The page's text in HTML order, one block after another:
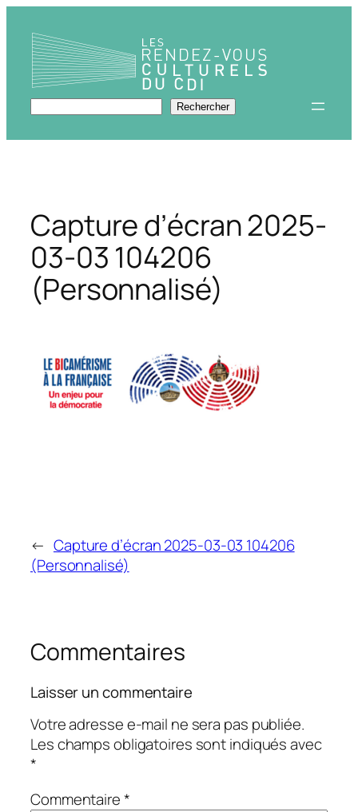
contenu
Rechercher Rechercher
Capture d’écran 2025-
03-03 104206
(Personnalisé)
← Capture d’écran 2025-03-03 104206
(Personnalisé)
Commentaires
Laisser un commentaire
Votre adresse e-mail ne sera pas publiée.
Les champs obligatoires sont indiqués avec
*
Commentaire*